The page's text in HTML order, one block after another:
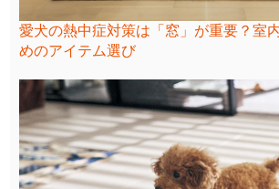
愛犬の熱中症対策は「窓」が重要？室
めのアイテム選び